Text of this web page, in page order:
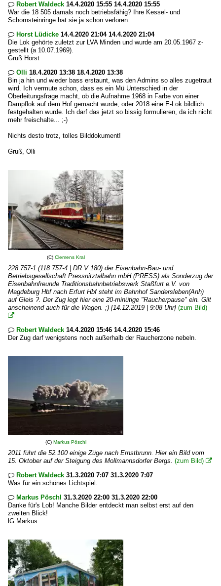
 Robert Waldeck 14.4.2020 15:55 14.4.2020 15:55
War die 18 505 damals noch betriebsfähig? Ihre Kessel- und
Schornsteinringe hat sie ja schon verloren.
 Horst Lüdicke 14.4.2020 21:04 14.4.2020 21:04
Die Lok gehörte zuletzt zur LVA Minden und wurde am 20.05.1967 z-
gestellt (a 10.07.1969).
Gruß Horst
 Olli 18.4.2020 13:38 18.4.2020 13:38
Bin ja hin und wieder bass erstaunt, was den Admins so alles zugetraut
wird. Ich vermute schon, dass es ein Mü Unterschied in der
Oberleitungsfrage macht, ob die Aufnahme 1968 in Farbe von einer
Dampflok auf dem Hof gemacht wurde, oder 2018 eine E-Lok bildlich
festgehalten wurde. Ich darf das jetzt so bissig formulieren, da ich nicht
mehr freischalte... ;-)
Nichts desto trotz, tolles Bilddokument!
Gruß, Olli
(C) Clemens Kral
228 757-1 (118 757-4 | DR V 180) der Eisenbahn-Bau- und
Betriebsgesellschaft Pressnitztalbahn mbH (PRESS) als Sonderzug der
Eisenbahnfreunde Traditionsbahnbetriebswerk Staßfurt e.V. von
Magdeburg Hbf nach Erfurt Hbf steht im Bahnhof Sandersleben(Anh)
auf Gleis ?. Der Zug legt hier eine 20-minütige "Raucherpause" ein. Gilt
anscheinend auch für die Wagen. ;) [14.12.2019 | 9:08 Uhr] (zum Bild)

 Robert Waldeck 14.4.2020 15:46 14.4.2020 15:46
Der Zug darf wenigstens noch außerhalb der Raucherzone nebeln.
(C) Markus Pöschl
2011 führt die 52.100 einige Züge nach Ernstbrunn. Hier ein Bild vom
15. Oktober auf der Steigung des Mollmannsdorfer Bergs. (zum Bild) 
 Robert Waldeck 31.3.2020 7:07 31.3.2020 7:07
Was für ein schönes Lichtspiel.
 Markus Pöschl 31.3.2020 22:00 31.3.2020 22:00
Danke für's Lob! Manche Bilder entdeckt man selbst erst auf den
zweiten Blick!
lG Markus